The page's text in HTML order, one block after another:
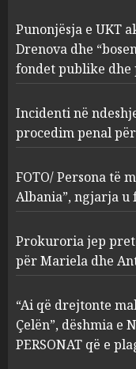
2
3
4
Punonjësja e UKT
Drenova dhe
fondet publike
Incidenti në
procedim penal
FOTO/ Persona të
Albania”, ngjarja u
Prokuroria jep
për Mariela dhe
“Ai që drejtonte
Çelën”, dëshmia e
PERSONAT që e